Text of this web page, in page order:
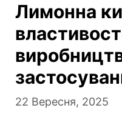
Лимонна
22 Вересня, 2025